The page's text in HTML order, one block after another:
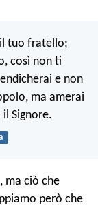
tuo fratello;
così non ti
e non
ma amerai
Signore.
ma ciò che
però che